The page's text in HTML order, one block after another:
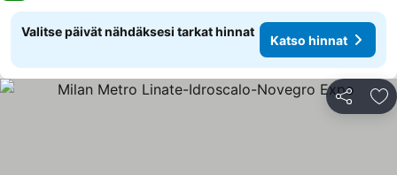
Valitse päivät nähdäksesi tarkat hinnat
Katso hinnat
Jaa